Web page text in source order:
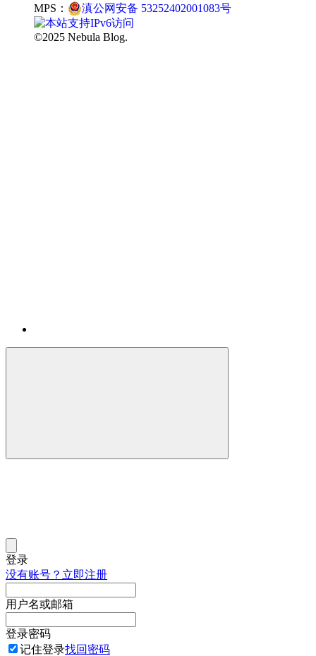
MPS：
滇公网安备 53252402001083号
©2025 Nebula Blog.
登录
没有账号？立即注册
用户名或邮箱
登录密码
记住登录找回密码